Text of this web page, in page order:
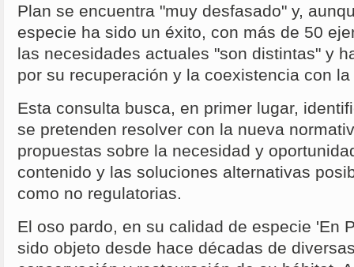
Plan se encuentra "muy desfasado" y,
especie ha sido un éxito, con más de 50
las necesidades actuales "son distintas" y
por su recuperación y la coexistencia con
Esta consulta busca, en primer lugar,
se pretenden resolver con la nueva
propuestas sobre la necesidad y
contenido y las soluciones alternativas
como no regulatorias.
El oso pardo, en su calidad de especie 'En
sido objeto desde hace décadas de